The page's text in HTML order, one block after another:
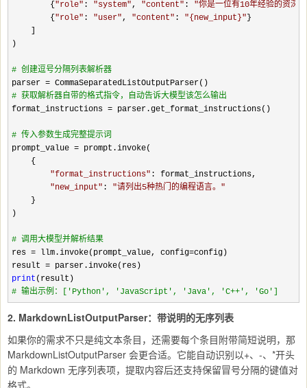
        {
"role" : "system", "content" : "你是一位有10年经验的资
        {
"role" : "user", "content" : "{new_input}" }
)
# 创建逗号分隔列表解析器
parser =
# 获取解析器自带的格式指令，自动告诉大模型该怎么输出
format_instructions = parser.get_format_instructions()
# 传入参数生成完整提示词
prompt_value = prompt.invoke(
    {
"format_instructions" : format_instructions,
"new_input" : "请列出5种热门的编程语言。 "
    }
)
# 调用大模型并解析结果
res = llm.invoke(prompt_value, config=config)
result =
print
# 输出示例：['Python', 'JavaScript', 'Java', 'C++', 'Go']
2. MarkdownListOutputParser：带说明的无序列表
如果你的需求不只是纯文本条目，还需要每个条目附带简短说明，那
MarkdownListOutputParser 会更合适。它能自动识别以+、-、*开头
的 Markdown 无序列表项，提取内容后还支持保留冒号分隔的键值对
格式。